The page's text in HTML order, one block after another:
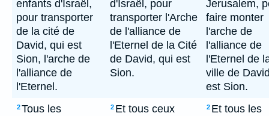
enfants d'Israël,
pour transporter
de la cité de
David, qui est
Sion, l'arche de
l'alliance de
l'Eternel.
d'Israël, pour
transporter l'Arche
de l'alliance de
l'Eternel de la Cité
de David, qui est
Sion.
Jerusalem,
faire monter
l'arche de
l'alliance de
l'Eternel de
ville de
est Sion.
2Tous les
2 Et tous ceux
2 Et tous les